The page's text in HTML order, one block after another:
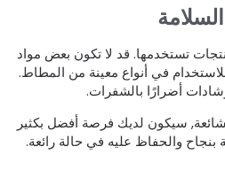
تستخدمها. قد لا تكون بعض مواد
في أنواع معينة من المطاط.
أضرارًا بالشفرات.
سيكون لديك فرصة أفضل بكثير
والحفاظ عليه في حالة رائعة.